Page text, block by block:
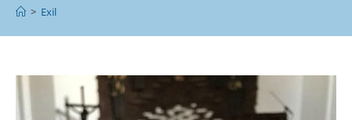
> Exil